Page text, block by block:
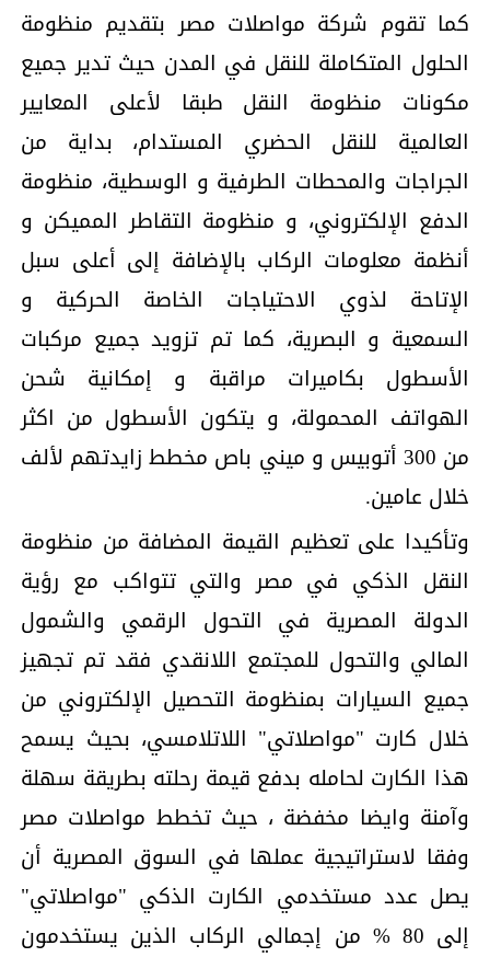
كما تقوم شركة مواصلات مصر بتقديم منظومة
الحلول المتكاملة للنقل في المدن حيث تدير جميع
مكونات منظومة النقل طبقا لأعلى المعايير
العالمية للنقل الحضري المستدام، بداية من
الجراجات والمحطات الطرفية و الوسطية، منظومة
الدفع الإلكتروني، و منظومة التقاطر المميكن و
أنظمة معلومات الركاب بالإضافة إلى أعلى سبل
الإتاحة لذوي الاحتياجات الخاصة الحركية و
السمعية و البصرية، كما تم تزويد جميع مركبات
الأسطول بكاميرات مراقبة و إمكانية شحن
الهواتف المحمولة، و يتكون الأسطول من اكثر
من 300 أتوبيس و ميني باص مخطط زايدتهم لألف
خلال عامين.
وتأكيدا على تعظيم القيمة المضافة من منظومة
النقل الذكي في مصر والتي تتواكب مع رؤية
الدولة المصرية في التحول الرقمي والشمول
المالي والتحول للمجتمع اللانقدي فقد تم تجهيز
جميع السيارات بمنظومة التحصيل الإلكتروني من
خلال كارت "مواصلاتي" اللاتلامسي، بحيث يسمح
هذا الكارت لحامله بدفع قيمة رحلته بطريقة سهلة
وآمنة وايضا مخفضة ، حيث تخطط مواصلات مصر
وفقا لاستراتيجية عملها في السوق المصرية أن
يصل عدد مستخدمي الكارت الذكي "مواصلاتي"
إلى 80 % من إجمالي الركاب الذين يستخدمون